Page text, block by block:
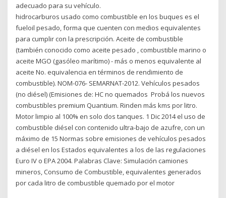
adecuado para su vehículo.
hidrocarburos usado como combustible en los buques es el
fueloil pesado, forma que cuenten con medios equivalentes
para cumplir con la prescripción. Aceite de combustible
(también conocido como aceite pesado , combustible marino o
aceite MGO (gasóleo marítimo) - más o menos equivalente al
aceite No. equivalencia en términos de rendimiento de
combustible). NOM-076- SEMARNAT-2012. Vehículos pesados
(no diésel) (Emisiones de: HC no quemados Probá los nuevos
combustibles premium Quantium. Rinden más kms por litro.
Motor limpio al 100% en solo dos tanques. 1 Dic 2014 el uso de
combustible diésel con contenido ultra-bajo de azufre, con un
máximo de 15 Normas sobre emisiones de vehículos pesados
a diésel en los Estados equivalentes a los de las regulaciones
Euro IV o EPA 2004. Palabras Clave: Simulación camiones
mineros, Consumo de Combustible, equivalentes generados
por cada litro de combustible quemado por el motor